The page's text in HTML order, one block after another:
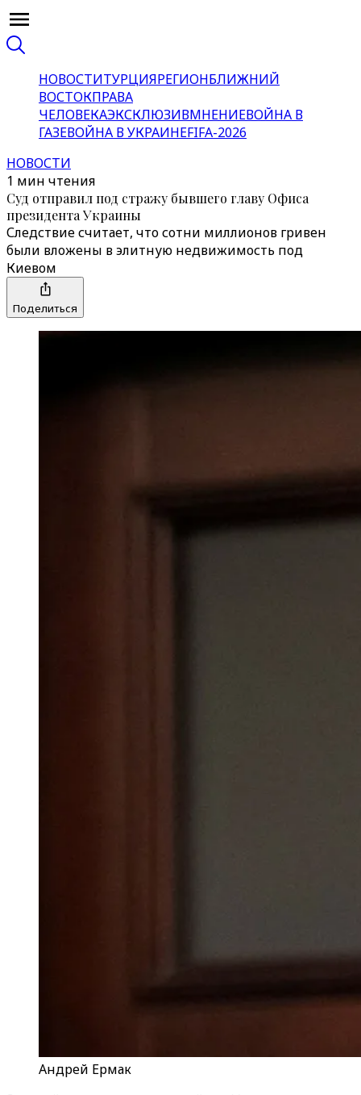
НОВОСТИТУРЦИЯРЕГИОНБЛИЖНИЙ
ВОСТОКПРАВА
ЧЕЛОВЕКАЭКСКЛЮЗИВМНЕНИЕВОЙНА В
ГАЗЕВОЙНА В УКРАИНЕFIFA-2026
НОВОСТИ
1 мин чтения
Суд отправил под стражу бывшего главу Офиса
президента Украины
Следствие считает, что сотни миллионов гривен
были вложены в элитную недвижимость под
Киевом
Поделиться
Андрей Ермак